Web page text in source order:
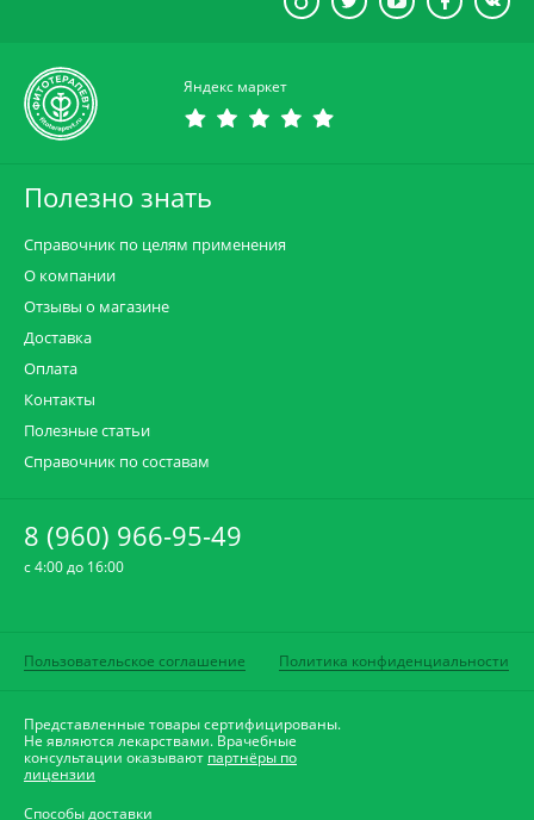
Яндекс маркет
Полезно знать
Справочник по целям применения
О компании
Отзывы о магазине
Доставка
Оплата
Контакты
Полезные статьи
Справочник по составам
8 (960) 966-95-49
c 4:00 до 16:00
Пользовательское соглашение Политика конфиденциальности
Представленные товары сертифицированы.
Не являются лекарствами. Врачебные
консультации оказывают партнёры по
лицензии
Способы доставки